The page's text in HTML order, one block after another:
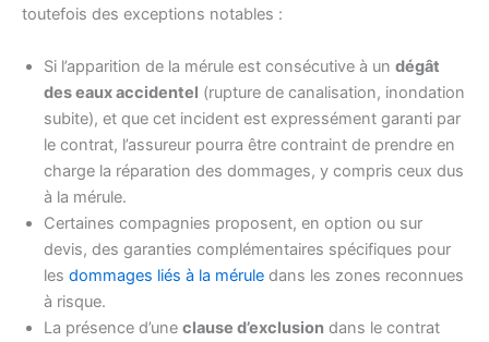
toutefois des exceptions notables :
Si l’apparition de la mérule est consécutive à un dégât
des eaux accidentel (rupture de canalisation, inondation
subite), et que cet incident est expressément garanti par
le contrat, l’assureur pourra être contraint de prendre en
charge la réparation des dommages, y compris ceux dus
à la mérule.
Certaines compagnies proposent, en option ou sur
devis, des garanties complémentaires spécifiques pour
les dommages liés à la mérule dans les zones reconnues
à risque.
La présence d’une clause d’exclusion dans le contrat